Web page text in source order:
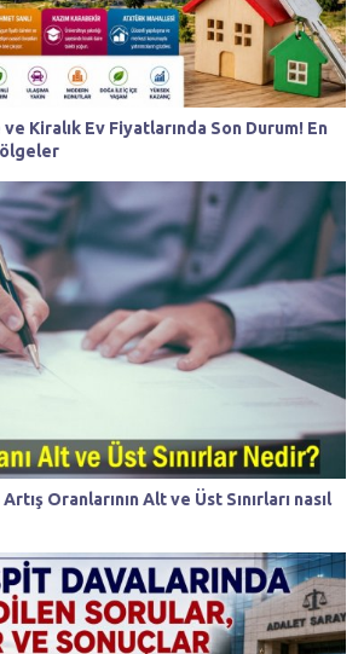
Kiralık Ev Fiyatlarında Son Durum! En
Oranlarının Alt ve Üst Sınırları nasıl